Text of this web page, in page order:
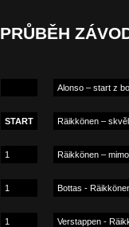
PRŮBĚH
Alonso – start z
START Räikkönen –
1 Räikkönen –
1 Bottas -
1 Verstappen -